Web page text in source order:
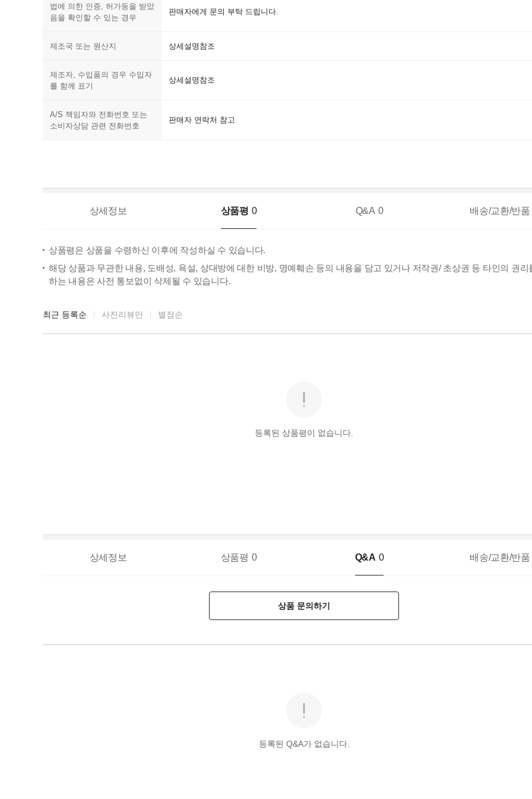
법에 의한 인증, 허가등을 받았
음을 확인할 수 있는 경우
판매자에게 문의 부탁 드립니다.
제조국 또는 원산지 상세설명참조
제조자, 수입품의 경우 수입자
를 함께 표기
상세설명참조
A/S 책임자와 전화번호 또는
소비자상담 관련 전화번호
판매자 연락처 참고
상세정보 상품평 0 Q&A 0 배송/교환/반품
상품평은 상품을 수령하신 이후에 작성하실 수 있습니다.
해당 상품과 무관한 내용, 도배성, 욕설, 상대방에 대한 비방, 명예훼손 등의 내용을 담고 있거나 저작권/ 초상권 등 타인의 권리
하는 내용은 사전 통보없이 삭제될 수 있습니다.
최근 등록순 사진리뷰만 별점순
등록된 상품평이 없습니다.
상세정보 상품평 0 Q&A 0 배송/교환/반품
상품 문의하기
등록된 Q&A가 없습니다.